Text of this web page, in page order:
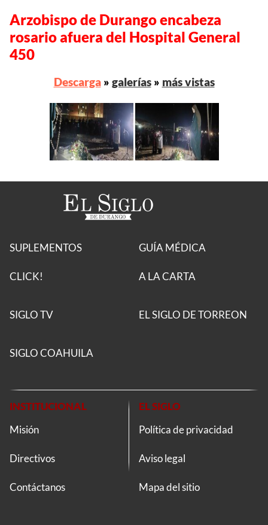
Arzobispo de Durango encabeza
rosario afuera del Hospital General
450
Descarga» galerías» más vistas
SUPLEMENTOS
CLICK!
GUÍA MÉDICA
A LA CARTA
SIGLO TV EL SIGLO DE TORREON
SIGLO COAHUILA
INSTITUCIONAL
Misión
Directivos
Contáctanos
EL SIGLO
Política de privacidad
Aviso legal
Mapa del sitio